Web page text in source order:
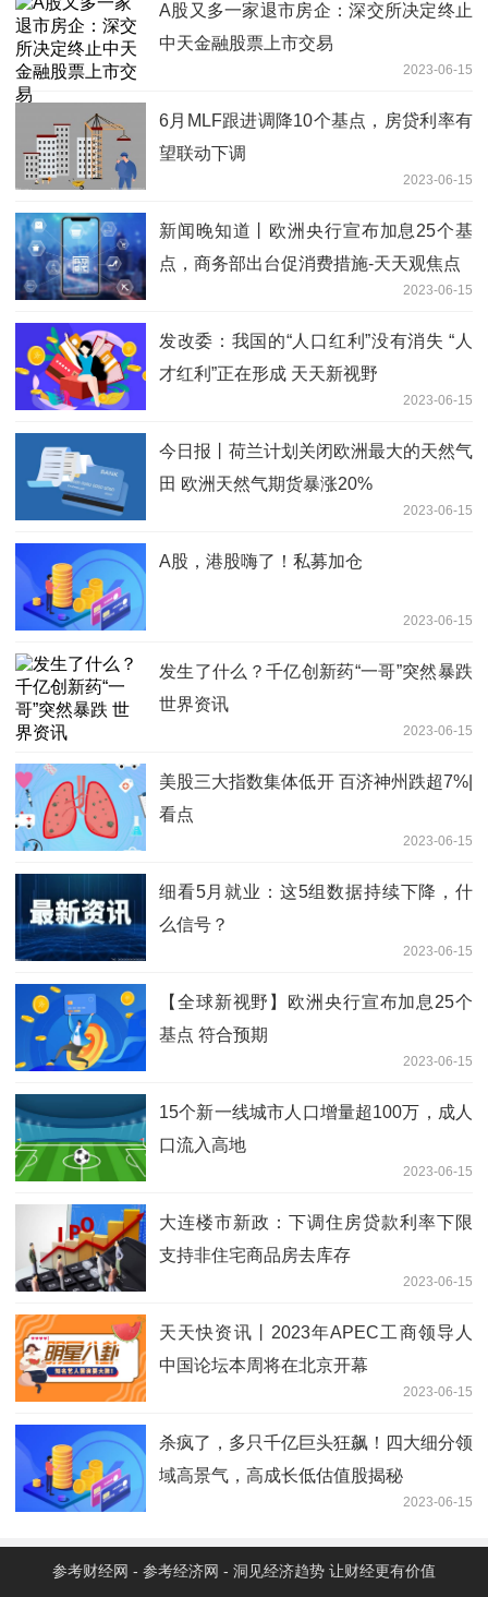
A股又多一家退市房企：深交所决定终止
中天金融股票上市交易
2023-06-15
6月MLF跟进调降10个基点，房贷利率有
望联动下调
2023-06-15
新闻晚知道丨欧洲央行宣布加息25个基
点，商务部出台促消费措施-天天观焦点
2023-06-15
发改委：我国的“人口红利”没有消失 “人
才红利”正在形成 天天新视野
2023-06-15
今日报丨荷兰计划关闭欧洲最大的天然气
田 欧洲天然气期货暴涨20%
2023-06-15
A股，港股嗨了！私募加仓
2023-06-15
发生了什么？千亿创新药“一哥”突然暴跌
世界资讯
2023-06-15
美股三大指数集体低开 百济神州跌超7%|
看点
2023-06-15
细看5月就业：这5组数据持续下降，什
么信号？
2023-06-15
【全球新视野】欧洲央行宣布加息25个
基点 符合预期
2023-06-15
15个新一线城市人口增量超100万，成人
口流入高地
2023-06-15
大连楼市新政：下调住房贷款利率下限
支持非住宅商品房去库存
2023-06-15
天天快资讯丨2023年APEC工商领导人
中国论坛本周将在北京开幕
2023-06-15
杀疯了，多只千亿巨头狂飙！四大细分领
域高景气，高成长低估值股揭秘
2023-06-15
参考财经网 - 参考经济网 - 洞见经济趋势 让财经更有价值